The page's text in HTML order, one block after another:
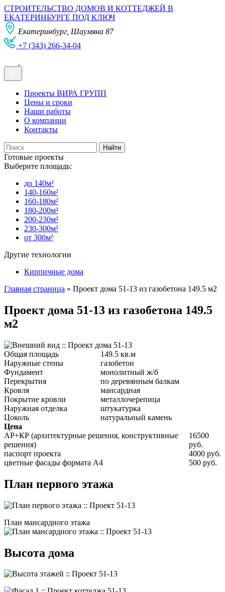
СТРОИТЕЛЬСТВО ДОМОВ И КОТТЕДЖЕЙ В
ЕКАТЕРИНБУРГЕ ПОД КЛЮЧ
Екатеринбург, Шаумяна 87
+7 (343) 266-34-04
Проекты ВИРА ГРУПП
Цены и сроки
Наши работы
О компании
Контакты
Готовые проекты
Выберите площадь:
до 140м²
140-160м²
160-180м²
180-200м²
200-230м²
230-300м²
от 300м²
Другие технологии
Кирпичные дома
Главная страница » Проект дома 51-13 из газобетона 149.5 м2
Проект дома 51-13 из газобетона 149.5
м2
Общая площадь
149.5 кв.м
Наружные стены
газобетон
Фундамент
монолитный ж/б
Перекрытия
по деревянным балкам
Кровля
мансардная
Покрытие кровли
металлочерепица
Наружная отделка
штукатурка
Цоколь
натуральный камень
Цена
АР+КР (архитектурные решения, конструктивные
решения)
16500
руб.
паспорт проекта
4000 руб.
цветные фасады формата А4
500 руб.
План первого этажа
План мансардного этажа
Высота дома